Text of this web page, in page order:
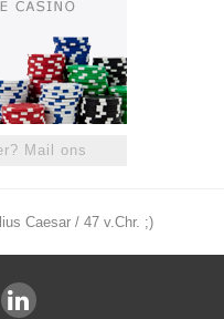
Mail ons
Caesar / 47 v.Chr. ;)